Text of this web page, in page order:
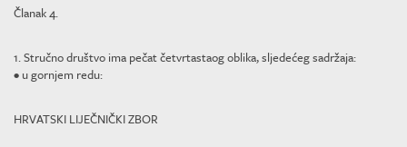
Članak 4.
1. Stručno društvo ima pečat četvrtastaog oblika, sljedećeg sadržaja:
• u gornjem redu:
HRVATSKI LIJEČNIČKI ZBOR